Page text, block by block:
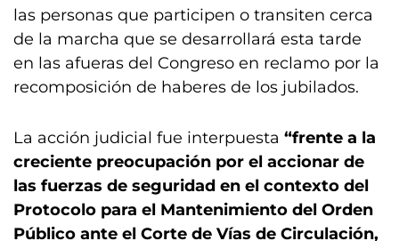
las personas que participen o transiten cerca
de la marcha que se desarrollará esta tarde
en las afueras del Congreso en reclamo por la
recomposición de haberes de los jubilados.
La acción judicial fue interpuesta “frente a la
creciente preocupación por el accionar de
las fuerzas de seguridad en el contexto del
Protocolo para el Mantenimiento del Orden
Público ante el Corte de Vías de Circulación,